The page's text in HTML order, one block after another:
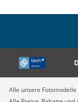
Alle unsere